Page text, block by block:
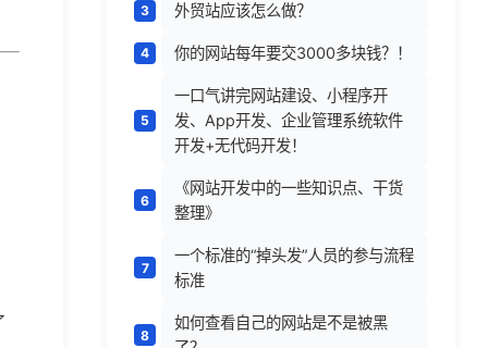
外贸站应该怎么做？
你的网站每年要交3000多块钱？！
一口气讲完网站建设、小程序开
发、App开发、企业管理系统软件
开发+无代码开发！
《网站开发中的一些知识点、干货
整理》
一个标准的“掉头发”人员的参与流程
标准
如何查看自己的网站是不是被黑